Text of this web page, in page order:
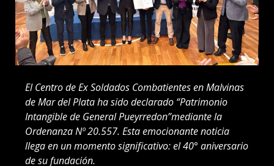
El Centro de Ex Soldados Combatientes en Malvinas
de Mar del Plata ha sido declarado “Patrimonio
Intangible de General Pueyrredon”mediante la
Ordenanza Nº 20.557. Esta emocionante noticia
llega en un momento significativo: el 40° aniversario
de su fundación.